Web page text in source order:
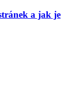
a jak je